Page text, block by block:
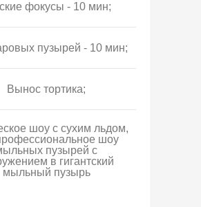
фокусы - 10 мин;
пузырей - 10 мин;
Вынос тортика;
шоу с сухим льдом,
шоу
пузырей с
в гигантский
мыльный пузырь